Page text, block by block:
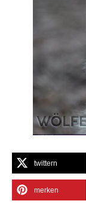
twittern
merken